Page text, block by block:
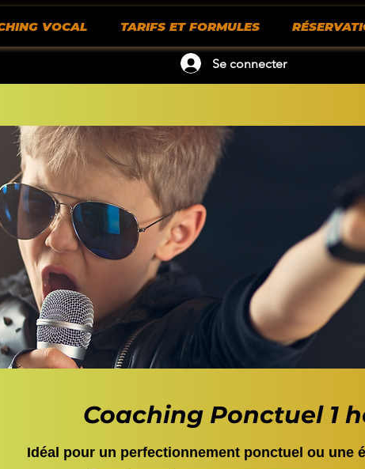
VOCAL TARIFS ET FORMULES
Se connecter
Coaching Ponctuel 1
Idéal pour un perfectionnement ponctuel ou une